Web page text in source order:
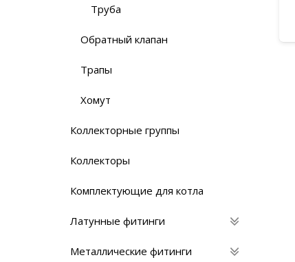
Труба
Обратный клапан
Трапы
Хомут
Коллекторные группы
Коллекторы
Комплектующие для котла
Латунные фитинги
Металлические фитинги